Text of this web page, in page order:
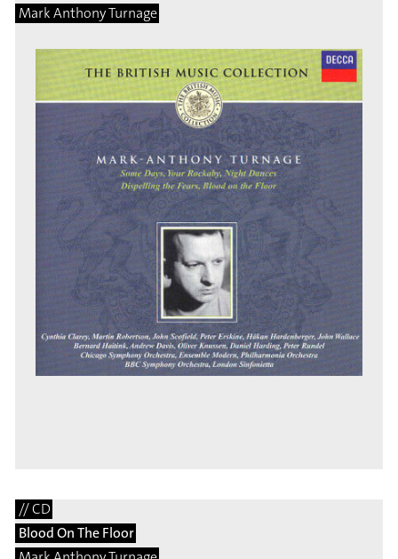
Mark Anthony Turnage
// CD
Blood On The Floor